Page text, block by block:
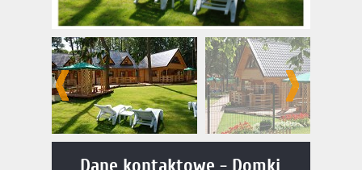
Dane kontaktowe - Domki